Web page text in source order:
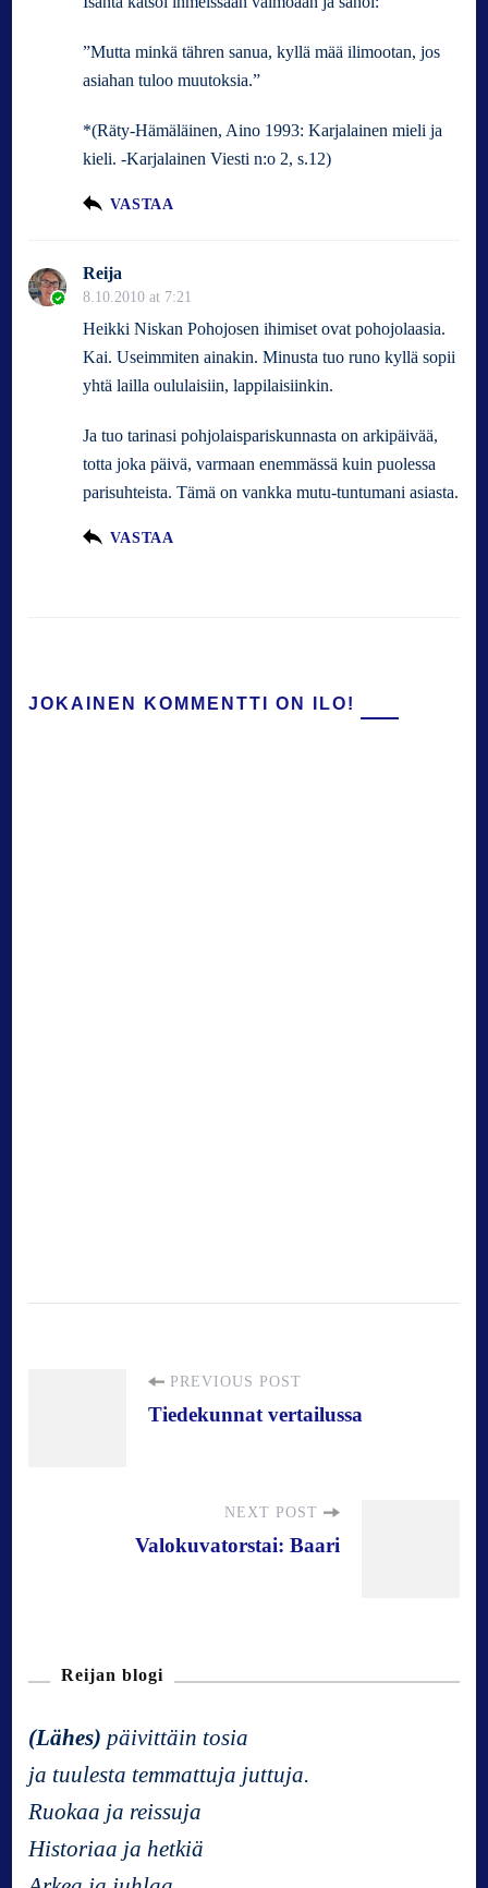
”Mutta minkä tähren sanua, kyllä mää ilimootan, jos
asiahan tuloo muutoksia.”
*(Räty-Hämäläinen, Aino 1993: Karjalainen mieli ja
kieli. -Karjalainen Viesti n:o 2, s.12)
VASTAA
Reija
8.10.2010 at 7:21
Heikki Niskan Pohojosen ihimiset ovat pohojolaasia.
Kai. Useimmiten ainakin. Minusta tuo runo kyllä sopii
yhtä lailla oululaisiin, lappilaisiinkin.
Ja tuo tarinasi pohjolaispariskunnasta on arkipäivää,
totta joka päivä, varmaan enemmässä kuin puolessa
parisuhteista. Tämä on vankka mutu-tuntumani asiasta.
VASTAA
JOKAINEN KOMMENTTI ON ILO!
v
i
PREVIOUS POST
Tiedekunnat vertailussa
NEXT POST
Valokuvatorstai: Baari
Reijan blogi
(Lähes) päivittäin tosia
ja tuulesta temmattuja juttuja.
Ruokaa ja reissuja
Historiaa ja hetkiä